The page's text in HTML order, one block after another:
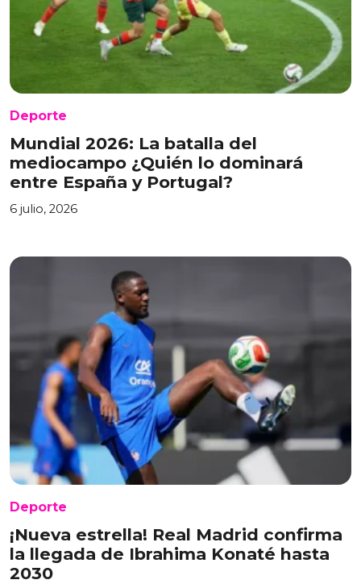
Deporte
Mundial 2026: La batalla del
mediocampo ¿Quién lo dominará
entre España y Portugal?
6 julio, 2026
Deporte
¡Nueva estrella! Real Madrid confirma
la llegada de Ibrahima Konaté hasta
2030